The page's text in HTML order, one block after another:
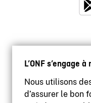
L’ONF s’engage
Nous utilisons
d’assurer le bon